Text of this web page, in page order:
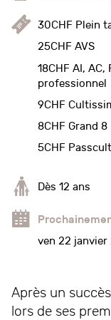
30CHF Plein
25CHF AVS
18CHF AI,
professionnel
9CHF
8CHF Grand 8
5CHF
Dès 12 ans
ven 22
Après un
lors de ses